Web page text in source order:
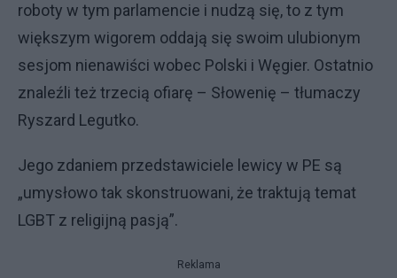
roboty w tym parlamencie i nudzą się, to z tym
większym wigorem oddają się swoim ulubionym
sesjom nienawiści wobec Polski i Węgier. Ostatnio
znaleźli też trzecią ofiarę – Słowenię – tłumaczy
Ryszard Legutko.
Jego zdaniem przedstawiciele lewicy w PE są
„umysłowo tak skonstruowani, że traktują temat
LGBT z religijną pasją”.
Reklama